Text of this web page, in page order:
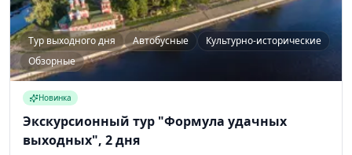
Тур выходного дня Автобусные
Культурно-исторические
Обзорные
Новинка
Экскурсионный тур "Формула удачных
выходных", 2 дня